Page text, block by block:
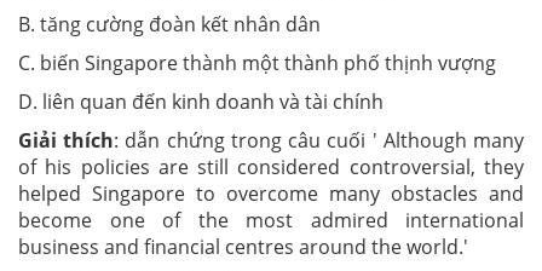
B. tăng cường đoàn kết nhân dân
C. biến Singapore thành một thành phố thịnh vượng
D. liên quan đến kinh doanh và tài chính
Giải thích: dẫn chứng trong câu cuối ' Although many
of his policies are still considered controversial, they
helped Singapore to overcome many obstacles and
become one of the most admired international
business and financial centres around the world.'